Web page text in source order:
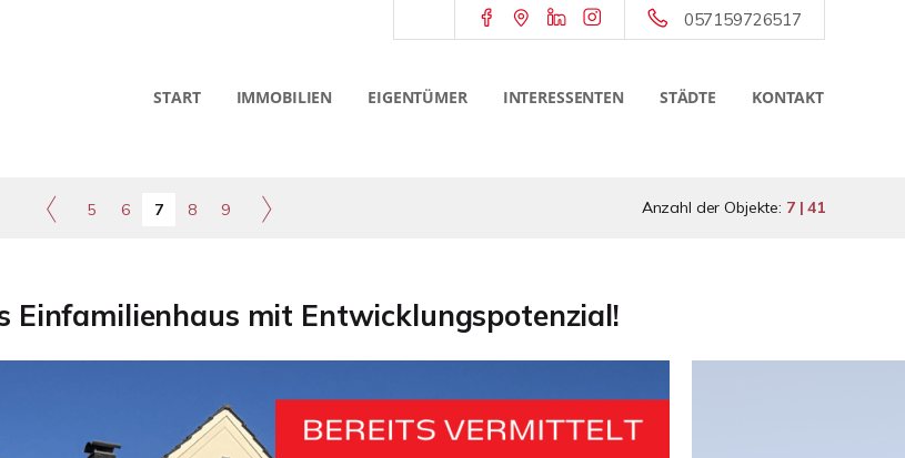
057159726517
START IMMOBILIEN EIGENTÜMER INTERESSENTEN STÄDTE KONTAKT
5 6 7 8 9 Anzahl der Objekte: 7 | 41
Einfamilienhaus mit Entwicklungspotenzial!